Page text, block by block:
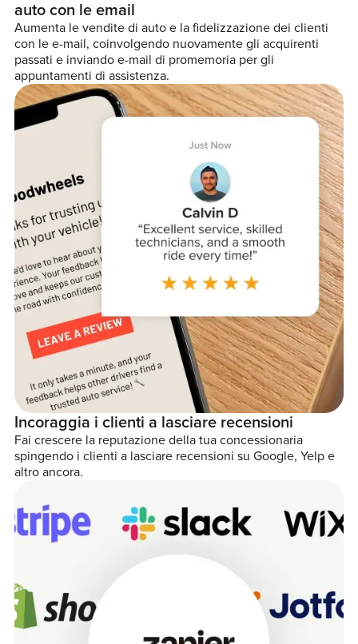
auto con le email
Aumenta le vendite di auto e la fidelizzazione dei clienti
con le e-mail, coinvolgendo nuovamente gli acquirenti
passati e inviando e-mail di promemoria per gli
appuntamenti di assistenza.
Incoraggia i clienti a lasciare recensioni
Fai crescere la reputazione della tua concessionaria
spingendo i clienti a lasciare recensioni su Google, Yelp e
altro ancora.